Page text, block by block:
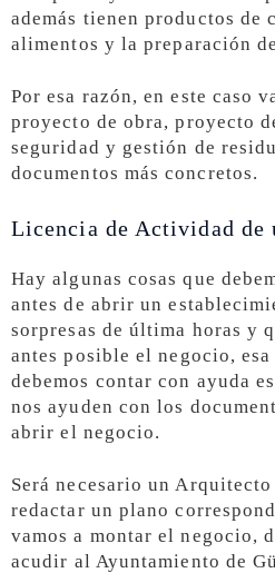
además tienen productos de
alimentos y la preparación
Por esa razón, en este caso
proyecto de obra, proyecto
seguridad y gestión de
documentos más concretos.
Licencia de Actividad de
Hay algunas cosas que
antes de abrir un
sorpresas de última horas y
antes posible el negocio,
debemos contar con ayuda
nos ayuden con los
abrir el negocio.
Será necesario un
redactar un plano
vamos a montar el negocio,
acudir al Ayuntamiento de